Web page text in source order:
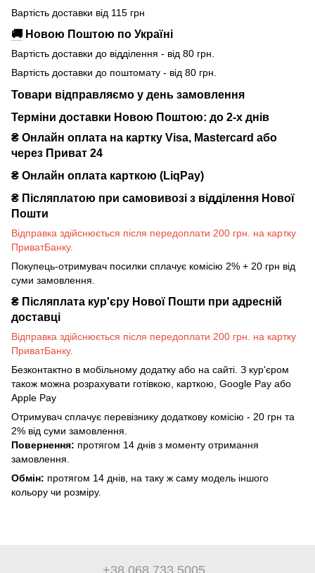
Вартість доставки від 115 грн
🚚 Новою Поштою по Україні
Вартість доставки до відділення - від 80 грн.
Вартість доставки до поштомату - від 80 грн.
Товари відправляємо у день замовлення
Терміни доставки Новою Поштою: до 2-х днів
₴ Онлайн оплата на картку Visa, Mastercard або
через Приват 24
₴ Онлайн оплата карткою (LiqPay)
₴ Післяплатою при самовивозі з відділення Нової
Пошти
Відправка здійснюється після передоплати 200 грн. на картку
ПриватБанку.
Покупець-отримувач посилки сплачує комісію 2% + 20 грн від
суми замовлення.
₴ Післяплата кур'єру Нової Пошти при адресній
доставці
Відправка здійснюється після передоплати 200 грн. на картку
ПриватБанку.
Безконтактно в мобільному додатку або на сайті. З кур'єром
також можна розрахувати готівкою, карткою, Google Pay або
Apple Pay
Отримувач сплачує перевізнику додаткову комісію - 20 грн та
2% від суми замовлення.
Повернення: протягом 14 днів з моменту отримання
замовлення.
Обмін: протягом 14 днів, на таку ж саму модель іншого
кольору чи розміру.
+38 068 733 5005